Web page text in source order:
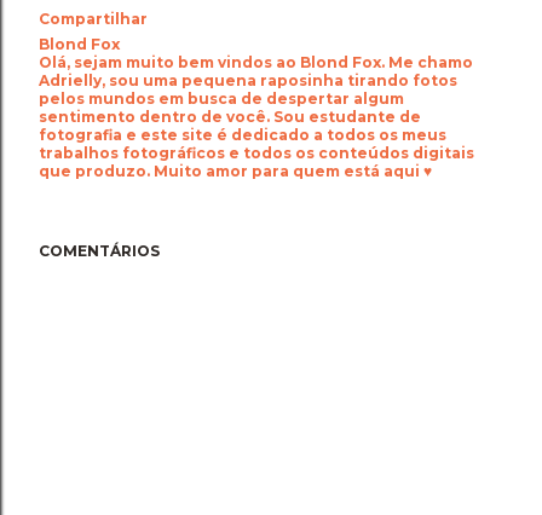
Compartilhar
Blond Fox
Olá, sejam muito bem vindos ao Blond Fox. Me chamo
Adrielly, sou uma pequena raposinha tirando fotos
pelos mundos em busca de despertar algum
sentimento dentro de você. Sou estudante de
fotografia e este site é dedicado a todos os meus
trabalhos fotográficos e todos os conteúdos digitais
que produzo. Muito amor para quem está aqui ♥
COMENTÁRIOS